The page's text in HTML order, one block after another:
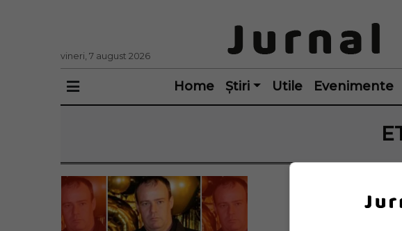
vineri, 7 august 2026
Home Știri Utile Evenimente